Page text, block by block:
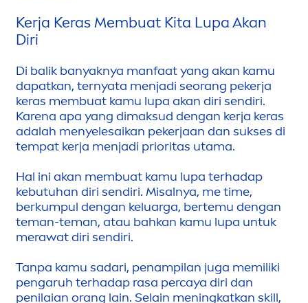
Kerja Keras Membuat Kita Lupa Akan
Diri
Di balik banyaknya manfaat yang akan kamu
dapatkan, ternyata menjadi seorang pekerja
keras membuat kamu lupa akan diri sendiri.
Karena apa yang dimaksud dengan kerja keras
adalah menyelesaikan pekerjaan dan sukses di
tempat kerja menjadi prioritas utama.
Hal ini akan membuat kamu lupa terhadap
kebutuhan diri sendiri. Misalnya, me time,
berkumpul dengan keluarga, bertemu dengan
teman-teman, atau bahkan kamu lupa untuk
merawat diri sendiri.
Tanpa kamu sadari, penampilan juga memiliki
pengaruh terhadap rasa percaya diri dan
penilaian orang lain. Selain meningkatkan skill,